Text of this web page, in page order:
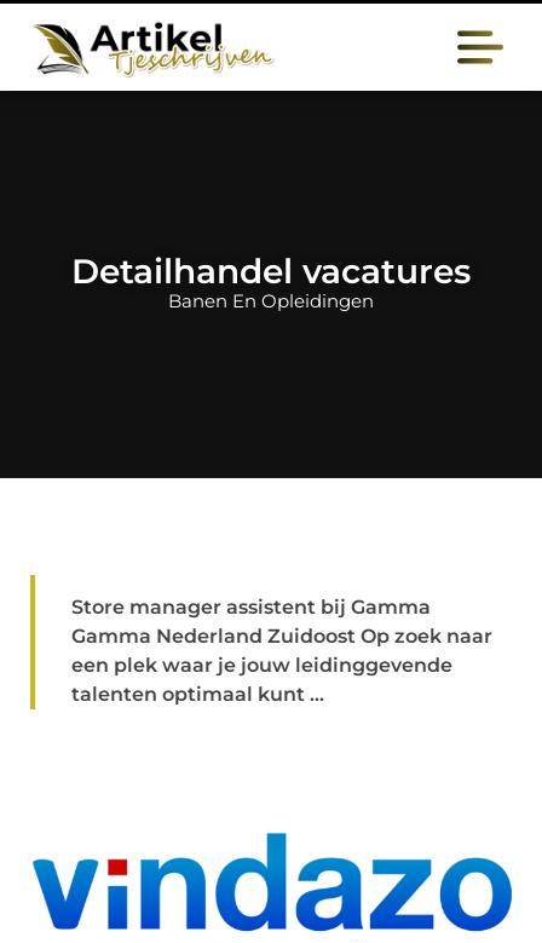
Detailhandel vacatures
Banen En Opleidingen
Store manager assistent bij Gamma
Gamma Nederland Zuidoost Op zoek naar
een plek waar je jouw leidinggevende
talenten optimaal kunt ...